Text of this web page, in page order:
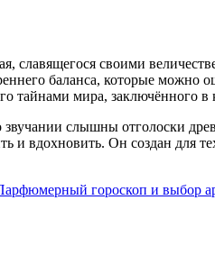
славящегося своими
баланса, которые можно
тайнами мира, заключённого в
слышны отголоски
и вдохновить. Он создан для
гороскоп и выбор